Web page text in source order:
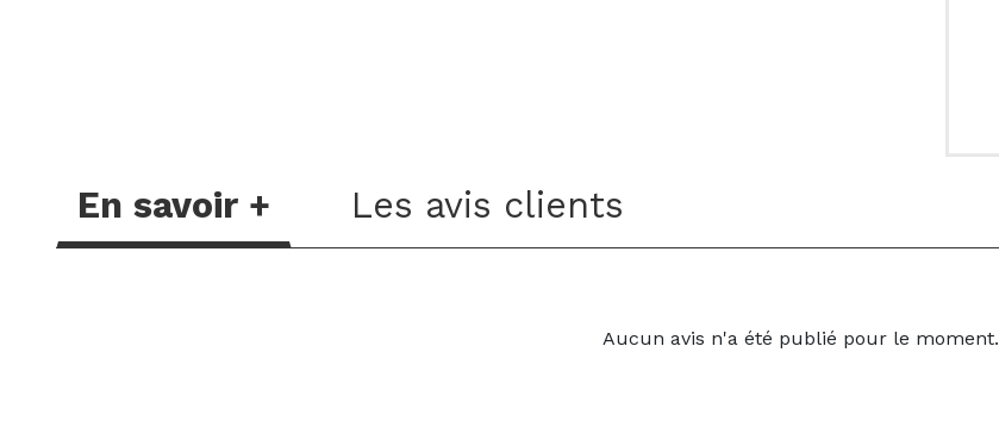
En savoir + Les avis clients
Aucun avis n'a été publié pour le moment.